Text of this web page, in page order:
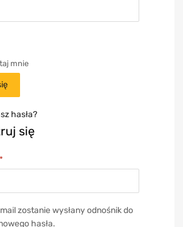
mnie
hasła?
się
*
zostanie wysłany odnośnik do
hasła.